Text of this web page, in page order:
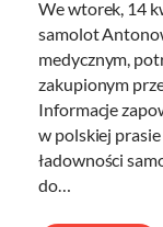
We wtorek, 14
samolot
medycznym,
zakupionym
Informacje
w polskiej
ładowności
do…